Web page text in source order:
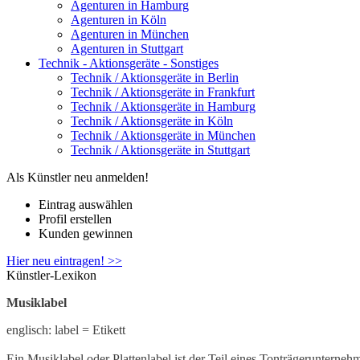
Agenturen in Hamburg
Agenturen in Köln
Agenturen in München
Agenturen in Stuttgart
Technik - Aktionsgeräte - Sonstiges
Technik / Aktionsgeräte in Berlin
Technik / Aktionsgeräte in Frankfurt
Technik / Aktionsgeräte in Hamburg
Technik / Aktionsgeräte in Köln
Technik / Aktionsgeräte in München
Technik / Aktionsgeräte in Stuttgart
Als Künstler neu anmelden!
Eintrag auswählen
Profil erstellen
Kunden gewinnen
Hier neu eintragen! >>
Künstler-Lexikon
Musiklabel
englisch: label = Etikett